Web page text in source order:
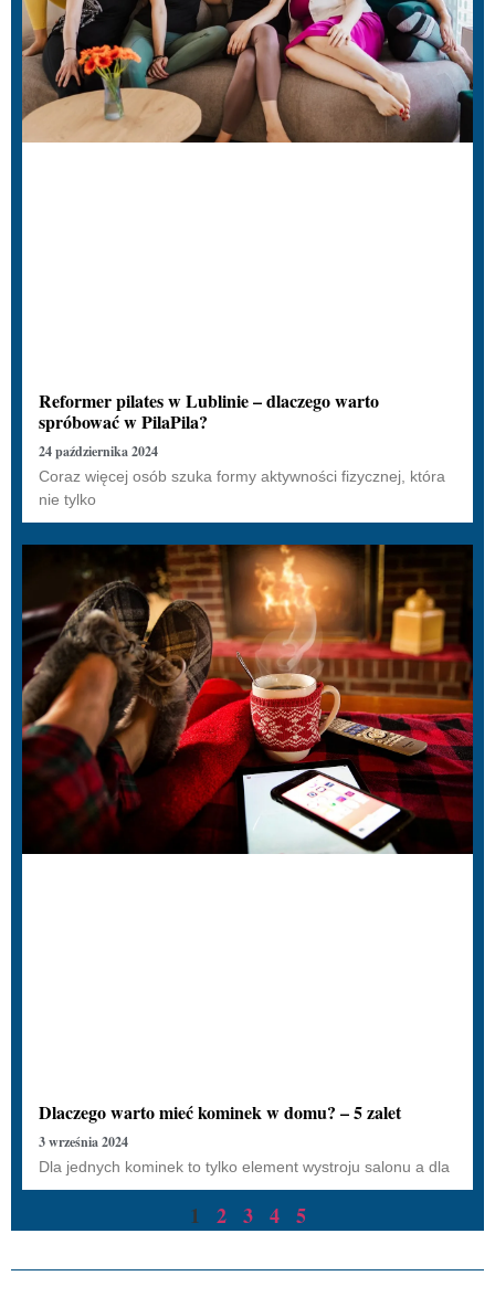
Reformer pilates w Lublinie – dlaczego warto
spróbować w PilaPila?
24 października 2024
Coraz więcej osób szuka formy aktywności fizycznej, która
nie tylko
Dlaczego warto mieć kominek w domu? – 5 zalet
3 września 2024
Dla jednych kominek to tylko element wystroju salonu a dla
1 2 3 4 5